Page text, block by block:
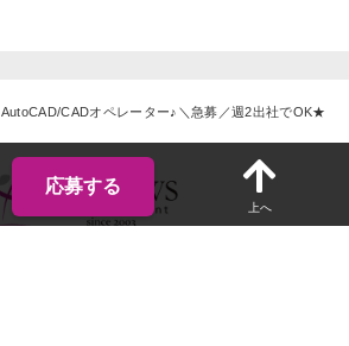
応募する
上へ
AutoCAD/CADオペレーター♪＼急募／週2出社でOK★週